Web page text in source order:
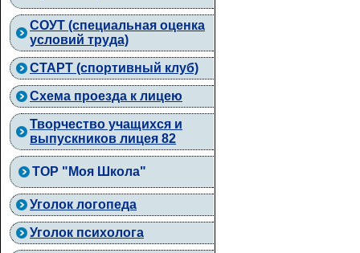
СОУТ (специальная оценка
условий труда)
СТАРТ (спортивный клуб)
Схема проезда к лицею
Творчество учащихся и
выпускников лицея 82
ТОР "Моя Школа"
Уголок логопеда
Уголок психолога